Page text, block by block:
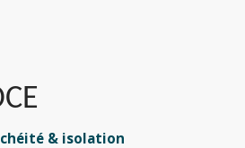
& isolation